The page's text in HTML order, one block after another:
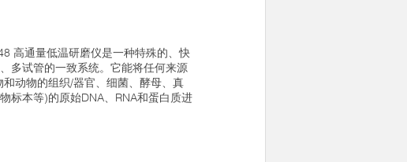
高通量低温研磨仪是一种特殊的、快
多试管的一致系统。它能将任何来源
动物的组织/器官、细菌、酵母、真
标本等)的原始DNA、RNA和蛋白质进